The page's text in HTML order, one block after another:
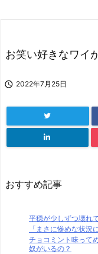
お笑い好きなワイ
 2022年7月25日
おすすめ記事
平穏が少しずつ壊れ
「まさに惨めな状
チョコミント味って
奴がいるの？